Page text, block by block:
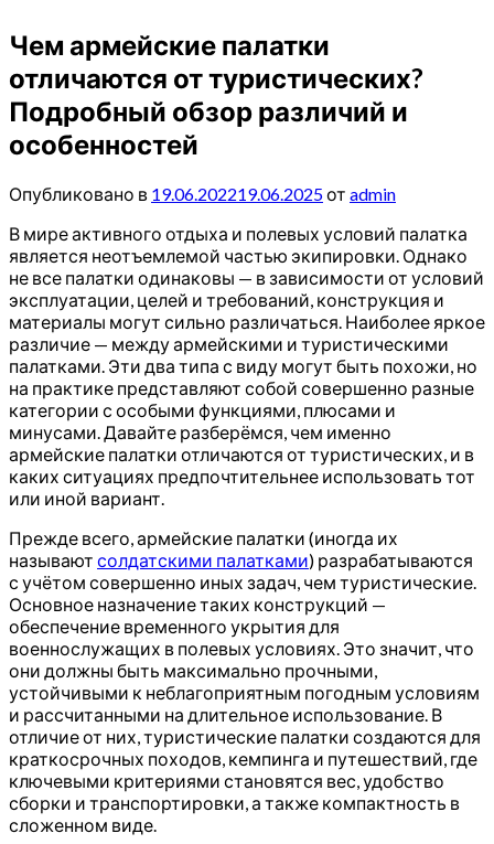
Чем армейские палатки
отличаются от туристических?
Подробный обзор различий и
особенностей
Опубликовано в 19.06.202219.06.2025от admin
В мире активного отдыха и полевых условий палатка
является неотъемлемой частью экипировки. Однако
не все палатки одинаковы — в зависимости от условий
эксплуатации, целей и требований, конструкция и
материалы могут сильно различаться. Наиболее яркое
различие — между армейскими и туристическими
палатками. Эти два типа с виду могут быть похожи, но
на практике представляют собой совершенно разные
категории с особыми функциями, плюсами и
минусами. Давайте разберёмся, чем именно
армейские палатки отличаются от туристических, и в
каких ситуациях предпочтительнее использовать тот
или иной вариант.
Прежде всего, армейские палатки (иногда их
называют солдатскими палатками) разрабатываются
с учётом совершенно иных задач, чем туристические.
Основное назначение таких конструкций —
обеспечение временного укрытия для
военнослужащих в полевых условиях. Это значит, что
они должны быть максимально прочными,
устойчивыми к неблагоприятным погодным условиям
и рассчитанными на длительное использование. В
отличие от них, туристические палатки создаются для
краткосрочных походов, кемпинга и путешествий, где
ключевыми критериями становятся вес, удобство
сборки и транспортировки, а также компактность в
сложенном виде.